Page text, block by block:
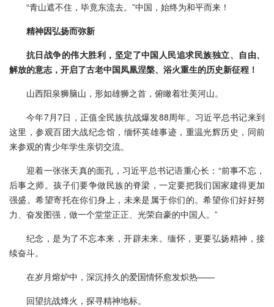
“青山遮不住，毕竟东流去。”中国，始终为和平而来！
精神因弘扬而弥新
抗日战争的伟大胜利，坚定了中国人民追求民族独立、自由、
解放的意志，开启了古老中国凤凰涅槃、浴火重生的历史新征程！
山西阳泉狮脑山，形如雄狮之首，俯瞰着壮美河山。
今年7月7日，正值全民族抗战爆发88周年。习近平总书记来到
这里，参观百团大战纪念馆，缅怀英雄事迹，重温光辉历史，同前
来参观的青少年学生亲切交流。
迎着一张张天真的面孔，习近平总书记语重心长：“前事不忘，
后事之师。孩子们要争做民族的脊梁，一定要把我们国家建得更加
强盛。希望寄托在你们身上，未来是属于你们的。希望你们好好努
力、奋发图强，做一个堂堂正正、光荣自豪的中国人。”
纪念，是为了不忘本来，开辟未来。缅怀，更要弘扬精神，接
续奋斗。
在岁月熔炉中，深沉持久的爱国情怀愈发炽热——
回望抗战烽火，探寻精神地标。